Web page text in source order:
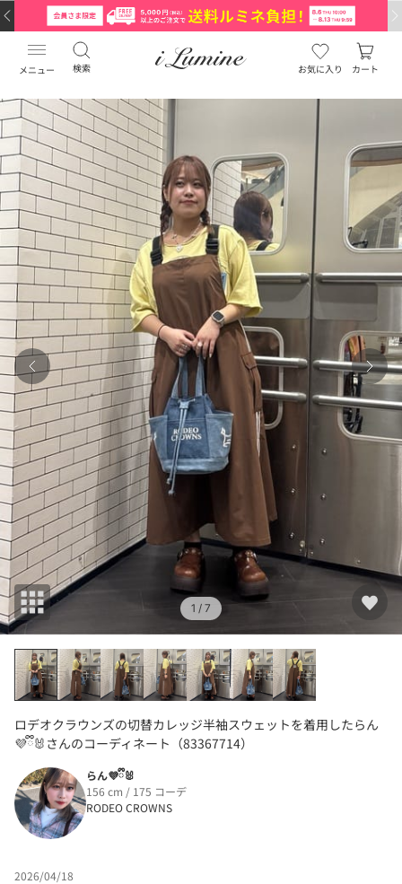
メニュー 検索 お気に入り カート
1 / 7
ロデオクラウンズの切替カレッジ半袖スウェットを着用したらん
💜ྀི🐰さんのコーディネート（83367714）
らん💜ྀི🐰
156 cm / 175 コーデ
RODEO CROWNS
2026/04/18